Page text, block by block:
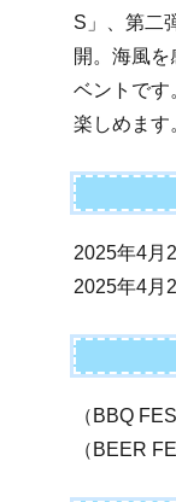
S」、第二
開。海風
ベントです
楽しめます
2025年4月
2025年4月
（BBQ
（BEER